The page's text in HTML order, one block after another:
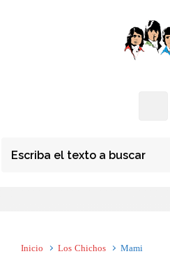
Inicio Los Chichos Mami